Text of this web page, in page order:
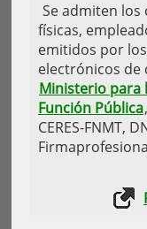
Se admiten
físicas,
emitidos por
electrónicos de
Ministerio para
Función Pública
CERES-FNMT,